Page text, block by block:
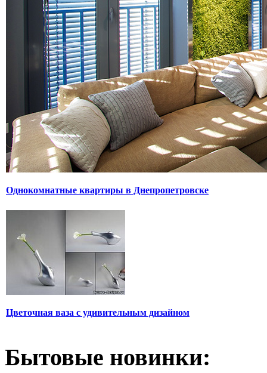
Однокомнатные квартиры в Днепропетровске
Цветочная ваза с удивительным дизайном
Бытовые новинки: